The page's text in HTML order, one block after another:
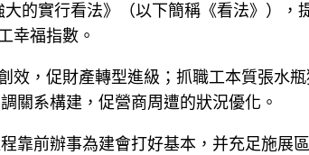
的實行看法》（以下簡稱《看法》），
幸福指數。
效，促財產轉型進級；抓職工本質張水
關系構建，促營商周遭的狀況優化。
靠前辦事為建會打好基本，并充足施展